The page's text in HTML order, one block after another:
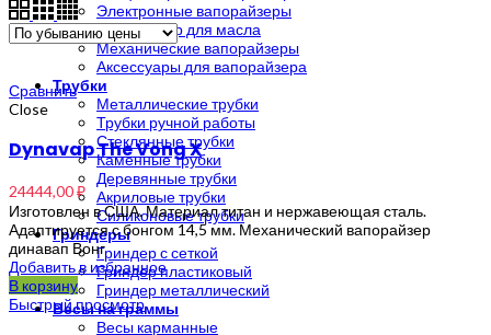
Электронные вапорайзеры
Вапорайзер для масла
Механические вапорайзеры
Аксессуары для вапорайзера
Трубки
Металлические трубки
Трубки ручной работы
Стеклянные трубки
Каменные трубки
Деревянные трубки
Акриловые трубки
Силиконовые трубки
Гриндеры
Гриндер с сеткой
Гриндер пластиковый
Гриндер металлический
Весы на граммы
Весы карманные
Сравнить
Close
Dynavap The Vong X
24444,00₽
Изготовлен в США. Материал титан и нержавеющая сталь.
Адаптируется с бонгом 14,5 мм. Механический вапорайзер
динавап Вонг
Добавить в избранное
В корзину
Быстрый просмотр